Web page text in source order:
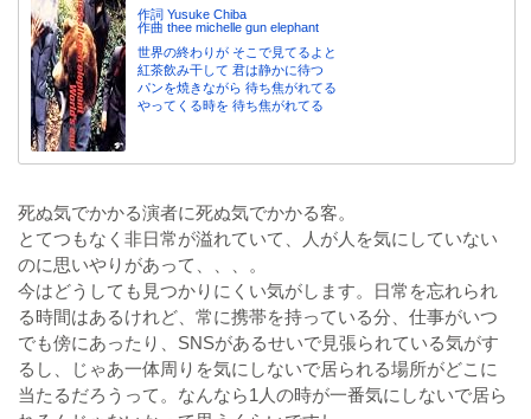
作詞 Yusuke Chiba
作曲 thee michelle gun elephant
世界の終わりが そこで見てるよと
紅茶飲み干して 君は静かに待つ
パンを焼きながら 待ち焦がれてる
やってくる時を 待ち焦がれてる
死ぬ気でかかる演者に死ぬ気でかかる客。
とてつもなく非日常が溢れていて、人が人を気にしていない
のに思いやりがあって、、、。
今はどうしても見つかりにくい気がします。日常を忘れられ
る時間はあるけれど、常に携帯を持っている分、仕事がいつ
でも傍にあったり、SNSがあるせいで見張られている気がす
るし、じゃあ一体周りを気にしないで居られる場所がどこに
当たるだろうって。なんなら1人の時が一番気にしないで居ら